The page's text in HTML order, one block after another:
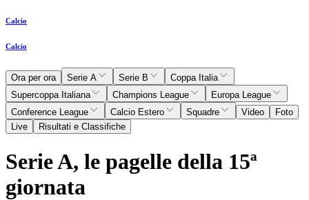
Calcio
Calcio
Ora per ora Serie A Serie B
Coppa Italia
Supercoppa Italiana
Champions League
Europa League
Conference League
Calcio Estero Squadre Video
Foto
Live
Risultati e Classifiche
Serie A, le pagelle della 15ª
giornata